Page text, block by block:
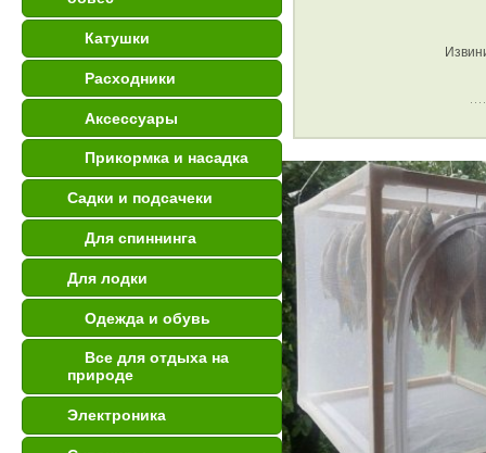
Катушки
Расходники
Аксессуары
Прикормка и насадка
Садки и подсачеки
Для спиннинга
Для лодки
Одежда и обувь
Все для отдыха на
природе
Электроника